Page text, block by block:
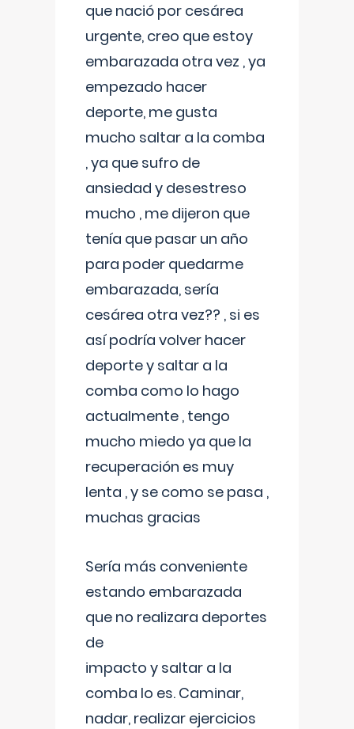
que nació por cesárea
urgente, creo que estoy
embarazada otra vez , ya
empezado hacer
deporte, me gusta
mucho saltar a la comba
, ya que sufro de
ansiedad y desestreso
mucho , me dijeron que
tenía que pasar un año
para poder quedarme
embarazada, sería
cesárea otra vez?? , si es
así podría volver hacer
deporte y saltar a la
comba como lo hago
actualmente , tengo
mucho miedo ya que la
recuperación es muy
lenta , y se como se pasa ,
muchas gracias
Sería más conveniente
estando embarazada
que no realizara deportes
de
impacto y saltar a la
comba lo es. Caminar,
nadar, realizar ejercicios